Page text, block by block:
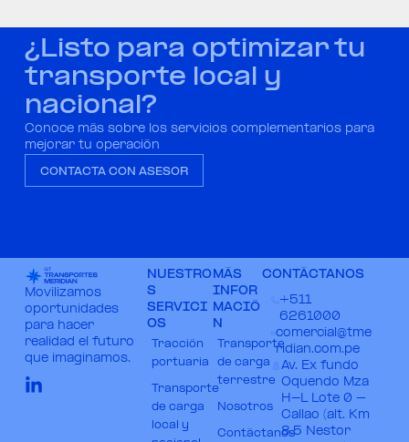
¿Listo para optimizar tu
transporte local y
nacional?
Conoce más sobre los servicios complementarios para
mejorar tu operación
CONTACTA CON ASESOR
Movilizamos
oportunidades
para hacer
realidad el futuro
que imaginamos.
NUESTRO
S
SERVICI
OS
Tracción
portuaria
Transporte
de carga
local y
MÁS
INFOR
MACIÓ
N
Transporte
de carga
terrestre
Nosotros
Contáctanos
CONTÁCTANOS
+511
6261000​
comercial@tme
ridian.com.pe​
Av. Ex fundo
Oquendo Mza
H-L Lote 0 –
Callao (alt. Km
8.5 Nestor